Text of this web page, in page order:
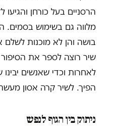
הרסניים בעל כורחן
מלווה גם בשימוש בסמים.
בושה והן לא מוכנות
שיר רוצה לספר את
לאחרות וכדי שאנשים
הפיך. לשיר קרה אסון
ניתוק בין הגוף לנפש